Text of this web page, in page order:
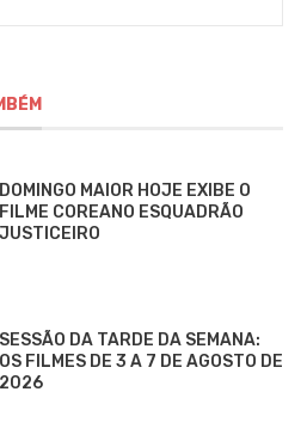
DOMINGO MAIOR HOJE EXIBE O
FILME COREANO ESQUADRÃO
JUSTICEIRO
SESSÃO DA TARDE DA SEMANA:
OS FILMES DE 3 A 7 DE AGOSTO DE
2026